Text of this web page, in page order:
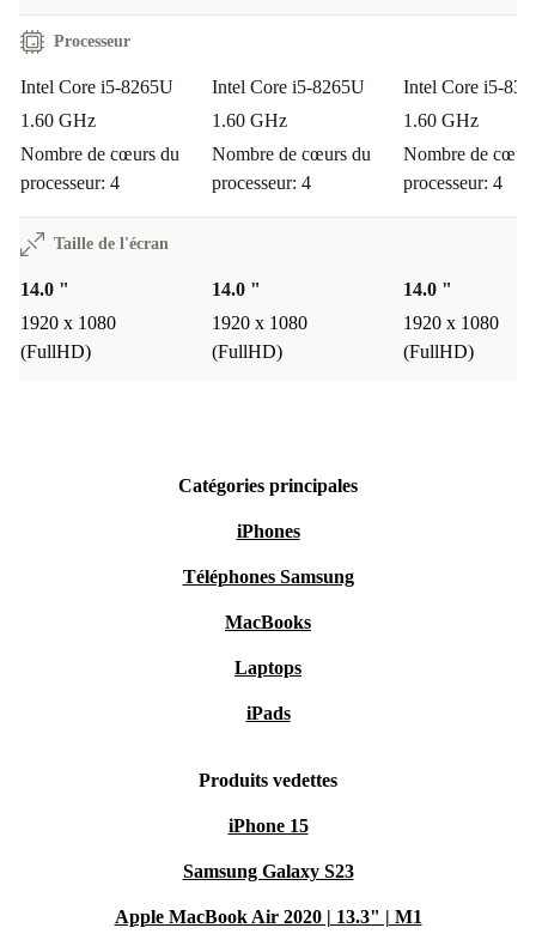
Processeur
Intel Core i5-8265U
1.60 GHz
Nombre de cœurs du
processeur: 4
Intel Core i5-8265U
1.60 GHz
Nombre de cœurs du
processeur: 4
Intel Core i5-
1.60 GHz
Nombre de
processeur: 4
Taille de l'écran
14.0 "
1920 x 1080
(FullHD)
14.0 "
1920 x 1080
(FullHD)
14.0 "
1920 x 1080
(FullHD)
Catégories principales
iPhones
Téléphones Samsung
MacBooks
Laptops
iPads
Produits vedettes
iPhone 15
Samsung Galaxy S23
Apple MacBook Air 2020 | 13.3" | M1